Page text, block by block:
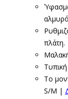
πλάτη.
Το
S/M |